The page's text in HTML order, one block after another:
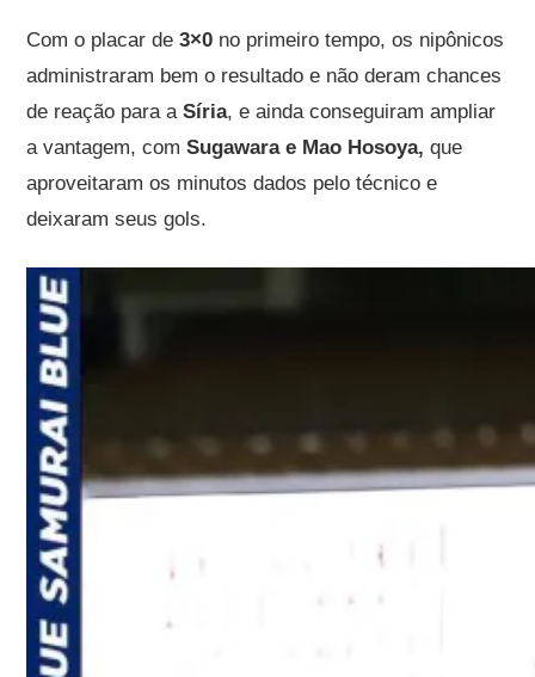
Com o placar de3×0 no primeiro tempo, os nipônicos
administraram bem o resultado e não deram chances
de reação para aSíria, e ainda conseguiram ampliar
a vantagem, comSugawara e Mao Hosoya,que
aproveitaram os minutos dados pelo técnico e
deixaram seus gols.